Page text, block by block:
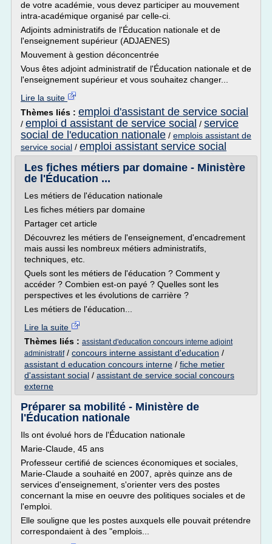
de votre académie, vous devez participer au mouvement
intra-académique organisé par celle-ci.
Adjoints administratifs de l'Éducation nationale et de
l'enseignement supérieur (ADJAENES)
Mouvement à gestion déconcentrée
Vous êtes adjoint administratif de l'Éducation nationale et de
l'enseignement supérieur et vous souhaitez changer...
Lire la suite
Thèmes liés : emploi d'assistant de service social
/ emploi d assistant de service social / service
social de l'education nationale / emplois assistant de
service social / emploi assistant service social
Les fiches métiers par domaine - Ministère
de l'Éducation ...
Les métiers de l'éducation nationale
Les fiches métiers par domaine
Partager cet article
Découvrez les métiers de l'enseignement, d'encadrement
mais aussi les nombreux métiers administratifs,
techniques, etc.
Quels sont les métiers de l'éducation ? Comment y
accéder ? Combien est-on payé ? Quelles sont les
perspectives et les évolutions de carrière ?
Les métiers de l'éducation...
Lire la suite
Thèmes liés : assistant d'education concours interne adjoint
administratif/ concours interne assistant d'education /
assistant d education concours interne / fiche metier
d'assistant social / assistant de service social concours
externe
Préparer sa mobilité - Ministère de
l'Éducation nationale
Ils ont évolué hors de l'Éducation nationale
Marie-Claude, 45 ans
Professeur certifié de sciences économiques et sociales,
Marie-Claude a souhaité en 2007, après quinze ans de
services d'enseignement, s'orienter vers des postes
concernant la mise en oeuvre des politiques sociales et de
l'emploi.
Elle souligne que les postes auxquels elle pouvait prétendre
correspondaient à des "emplois...